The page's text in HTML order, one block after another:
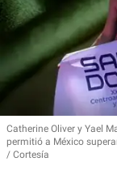
Catherine Oliver y Yael
permitió a México
/ Cortesía